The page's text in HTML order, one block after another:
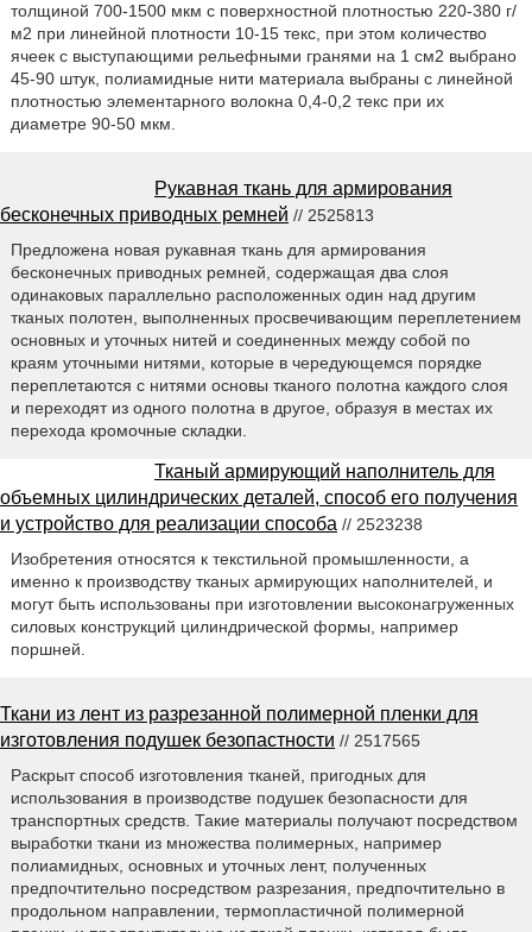
толщиной 700-1500 мкм с поверхностной плотностью 220-380 г/
м2 при линейной плотности 10-15 текс, при этом количество
ячеек с выступающими рельефными гранями на 1 см2 выбрано
45-90 штук, полиамидные нити материала выбраны с линейной
плотностью элементарного волокна 0,4-0,2 текс при их
диаметре 90-50 мкм.
Рукавная ткань для армирования
бесконечных приводных ремней // 2525813
Предложена новая рукавная ткань для армирования
бесконечных приводных ремней, содержащая два слоя
одинаковых параллельно расположенных один над другим
тканых полотен, выполненных просвечивающим переплетением
основных и уточных нитей и соединенных между собой по
краям уточными нитями, которые в чередующемся порядке
переплетаются с нитями основы тканого полотна каждого слоя
и переходят из одного полотна в другое, образуя в местах их
перехода кромочные складки.
Тканый армирующий наполнитель для
объемных цилиндрических деталей, способ его получения
и устройство для реализации способа // 2523238
Изобретения относятся к текстильной промышленности, а
именно к производству тканых армирующих наполнителей, и
могут быть использованы при изготовлении высоконагруженных
силовых конструкций цилиндрической формы, например
поршней.
Ткани из лент из разрезанной полимерной пленки для
изготовления подушек безопастности // 2517565
Раскрыт способ изготовления тканей, пригодных для
использования в производстве подушек безопасности для
транспортных средств. Такие материалы получают посредством
выработки ткани из множества полимерных, например
полиамидных, основных и уточных лент, полученных
предпочтительно посредством разрезания, предпочтительно в
продольном направлении, термопластичной полимерной